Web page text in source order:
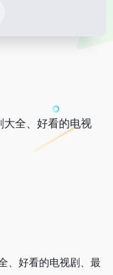
全、好看的电视
、好看的电视剧、最